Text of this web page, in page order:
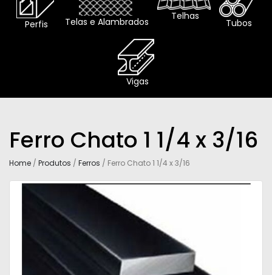
Perfis Telas e Alambrados
Telhas
Tubos
Vigas
Ferro Chato 1 1/4 x 3/16
Home / Produtos / Ferros / Ferro Chato 1 1/4 x 3/16